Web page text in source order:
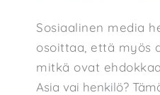
Sosiaalinen media
osoittaa, että myös
mitkä ovat
Asia vai henkilö?